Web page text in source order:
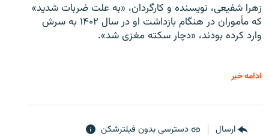
زهرا شفیعی، نویسنده و کارگردان، «به علت ضربات شدید»
که مأموران در هنگام بازداشت او در سال ۱۴۰۲ به سرش
وارد کرده بودند، «دچار سکته مغزی شد».
ادامه خبر
ارسال دسترسی بدون فیلترشکن